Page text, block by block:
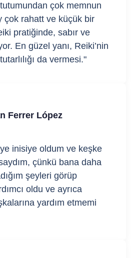
çok memnun
çok rahatt ve küçük bir
pratiğinde, sabır ve
En güzel yanı, Reiki’nin
da vermesi."
inisiye oldum ve keşke
çünkü bana daha
şeyleri görüp
oldu ve ayrıca
yardım etmemi
Ferrer López